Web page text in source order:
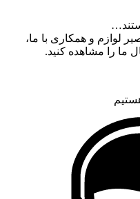
لوازم و همکاری با ما،
ما را مشاهده کنید.